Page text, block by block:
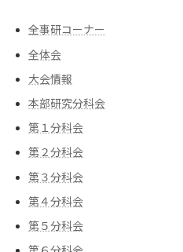
全事研コーナー
全体会
大会情報
本部研究分科会
第１分科会
第２分科会
第３分科会
第４分科会
第５分科会